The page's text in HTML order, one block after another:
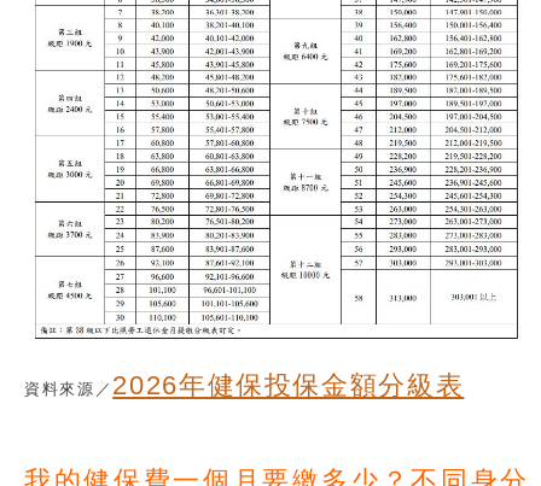
資料來源／ 2026年健保投保金額分級表